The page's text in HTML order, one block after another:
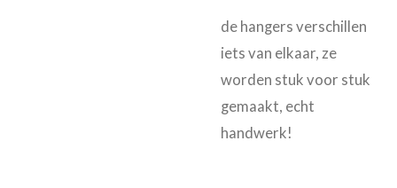
de hangers verschillen
iets van elkaar, ze
worden stuk voor stuk
gemaakt, echt
handwerk!